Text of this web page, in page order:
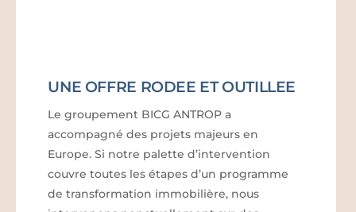
UNE OFFRE RODEE ET OUTILLEE
Le groupement BICG ANTROP a
accompagné des projets majeurs en
Europe. Si notre palette d’intervention
couvre toutes les étapes d’un programme
de transformation immobilière, nous